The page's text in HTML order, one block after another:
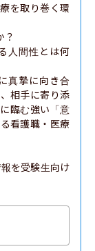
を取り巻く環
？
人間性とは何
真摯に向き合
相手に寄り添
臨む強い「意
看護職・医療
を受験生向け